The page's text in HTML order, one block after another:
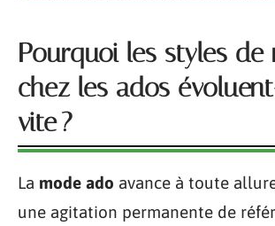
Pourquoi les styles de
chez les ados
vite ?
La mode ado avance à toute
une agitation permanente de